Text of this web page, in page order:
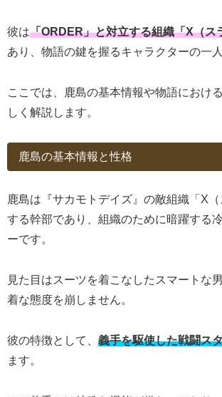
彼は「ORDER」と対立する組織「X（ス
あり、物語の鍵を握るキャラクターの一人
ここでは、鹿島の基本情報や物語におけ
しく解説します。
鹿島の基本情報と性格
鹿島は『サカモトデイズ』の敵組織「X
する幹部であり、組織のために暗躍する
ーです。
見た目はスーツを着こなしたスマートな
着な態度を崩しません。
彼の特徴として、 義手を駆使した戦闘ス
ます。